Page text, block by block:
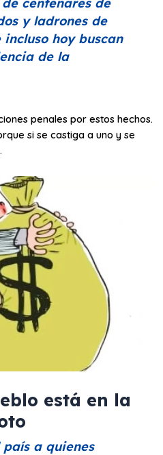
y ladrones de
hoy buscan
de la
penales por estos hechos.
si se castiga a uno y se
está en la
a quienes